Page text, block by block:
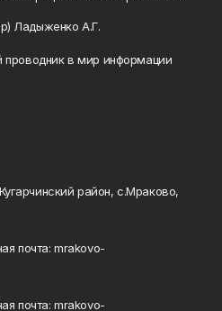
Ладыженко А.Г.
проводник в мир информации
район, с.Мраково,
почта: mrakovo-
почта: mrakovo-